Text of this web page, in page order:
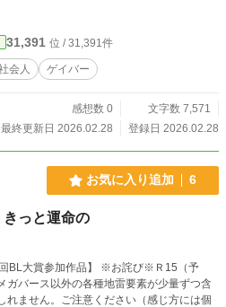
31,391 位 / 31,391件
会人 ゲイバー
感想数 0
文字数 7,571
最終更新日 2026.02.28
登録日 2026.02.28
お気に入り追加 6
っと運命の
加作品】 ※お詫び※Ｒ15（予
ガバース以外の各種地雷要素が少量ずつ含
れません。ご注意ください（感じ方には個